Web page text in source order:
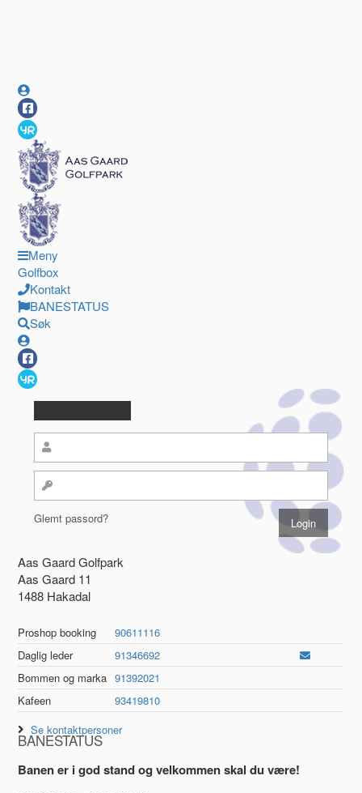
Meny
Golfbox
Kontakt
BANESTATUS
Søk
Glemt passord?
Aas Gaard Golfpark
Aas Gaard 11
1488 Hakadal
Proshop booking
90611116
Daglig leder
91346692
Bommen og marka 91392021
Kafeen
93419810
Se kontaktpersoner
BANESTATUS
Banen er i god stand og velkommen skal du være!